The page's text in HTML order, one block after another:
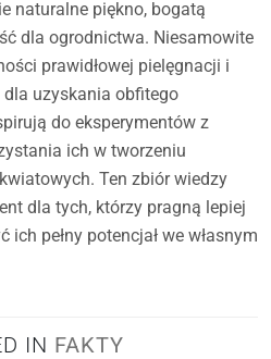
naturalne piękno, bogatą
dla ogrodnictwa. Niesamowite
prawidłowej pielęgnacji i
uzyskania obfitego
do eksperymentów z
ich w tworzeniu
Ten zbiór wiedzy
dla tych, którzy pragną lepiej
pełny potencjał we własnym
IN FAKTY